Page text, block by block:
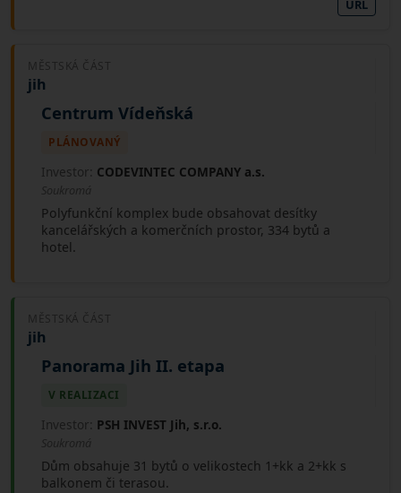
URL
MĚSTSKÁ ČÁST
jih
Centrum Vídeňská
PLÁNOVANÝ
Investor: CODEVINTEC COMPANY a.s.
Soukromá
Polyfunkční komplex bude obsahovat desítky
kancelářských a komerčních prostor, 334 bytů a
hotel.
MĚSTSKÁ ČÁST
jih
Panorama Jih II. etapa
V REALIZACI
Investor: PSH INVEST Jih, s.r.o.
Soukromá
Dům obsahuje 31 bytů o velikostech 1+kk a 2+kk s
balkonem či terasou.